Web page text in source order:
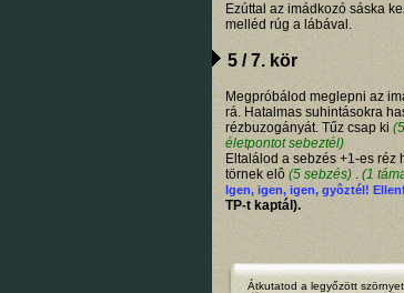
Ezúttal az imádkozó sáska
melléd rúg a lábával.
5 / 7. kör
Megpróbálod meglepni az
rá. Hatalmas suhintásokra
rézbuzogányát. Tűz csap ki
életpontot sebeztél)
Eltalálod a sebzés +1-es
törnek elô (5 sebzés) . (1
Igen, igen, igen, gyôztél!
TP-t kaptál).
Átkutatod a legyőzött